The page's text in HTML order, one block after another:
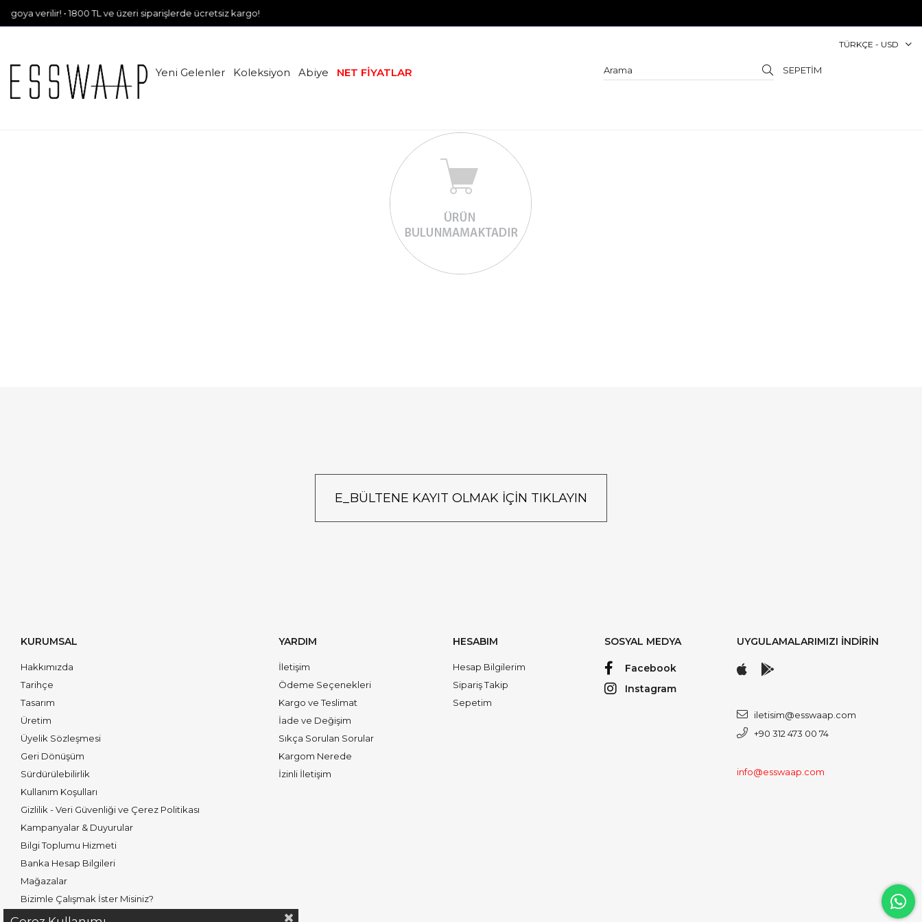
verilir! • 1800 TL ve üzeri siparişlerde ücretsiz kargo!
Yeni Gelenler Koleksiyon Abiye NET FİYATLAR
TÜRKÇE - USD
SEPETIM
E_BÜLTENE KAYIT OLMAK İÇİN TIKLAYIN
KURUMSAL
Hakkımızda
Tarihçe
Tasarım
Üretim
Üyelik Sözleşmesi
Geri Dönüşüm
Sürdürülebilirlik
Kullanım Koşulları
Gizlilik - Veri Güvenliği ve Çerez Politikası
Kampanyalar & Duyurular
Bilgi Toplumu Hizmeti
Banka Hesap Bilgileri
Mağazalar
Bizimle Çalışmak İster Misiniz?
YARDIM
İletişim
Ödeme Seçenekleri
Kargo ve Teslimat
İade ve Değişim
Sıkça Sorulan Sorular
Kargom Nerede
İzinli İletişim
HESABIM
Hesap Bilgilerim
Sipariş Takip
Sepetim
SOSYAL MEDYA
Facebook
Instagram
UYGULAMALARIMIZI İNDİRİN
iletisim@esswaap.com
+90 312 473 00 74
info@esswaap.com